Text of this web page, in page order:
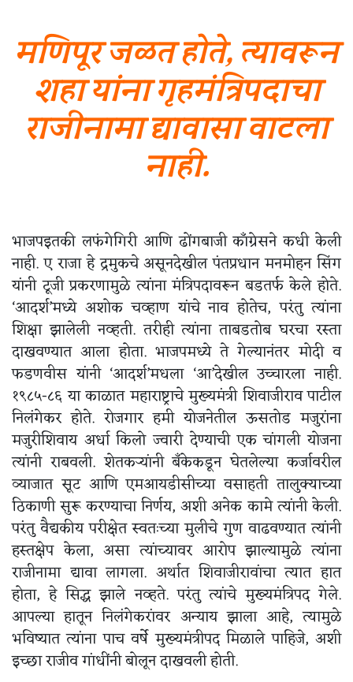
मणिपूर जळत होते, त्यावरून
शहा यांना गृहमंत्रिपदाचा
राजीनामा द्यावासा वाटला
नाही.
भाजपइतकी लफंगेगिरी आणि ढोंगबाजी काँग्रेसने कधी केली
नाही. ए राजा हे द्रमुकचे असूनदेखील पंतप्रधान मनमोहन सिंग
यांनी टूजी प्रकरणामुळे त्यांना मंत्रिपदावरून बडतर्फ केले होते.
‘आदर्श’मध्ये अशोक चव्हाण यांचे नाव होतेच, परंतु त्यांना
शिक्षा झालेली नव्हती. तरीही त्यांना ताबडतोब घरचा रस्ता
दाखवण्यात आला होता. भाजपमध्ये ते गेल्यानंतर मोदी व
फडणवीस यांनी ‘आदर्श’मधला ‘आ’देखील उच्चारला नाही.
१९८५-८६ या काळात महाराष्ट्राचे मुख्यमंत्री शिवाजीराव पाटील
निलंगेकर होते. रोजगार हमी योजनेतील ऊसतोड मजुरांना
मजुरीशिवाय अर्धा किलो ज्वारी देण्याची एक चांगली योजना
त्यांनी राबवली. शेतकऱ्यांनी बँकेकडून घेतलेल्या कर्जावरील
व्याजात सूट आणि एमआयडीसीच्या वसाहती तालुक्याच्या
ठिकाणी सुरू करण्याचा निर्णय, अशी अनेक कामे त्यांनी केली.
परंतु वैद्यकीय परीक्षेत स्वतःच्या मुलीचे गुण वाढवण्यात त्यांनी
हस्तक्षेप केला, असा त्यांच्यावर आरोप झाल्यामुळे त्यांना
राजीनामा द्यावा लागला. अर्थात शिवाजीरावांचा त्यात हात
होता, हे सिद्ध झाले नव्हते. परंतु त्यांचे मुख्यमंत्रिपद गेले.
आपल्या हातून निलंगेकरांवर अन्याय झाला आहे, त्यामुळे
भविष्यात त्यांना पाच वर्षे मुख्यमंत्रीपद मिळाले पाहिजे, अशी
इच्छा राजीव गांधींनी बोलून दाखवली होती.